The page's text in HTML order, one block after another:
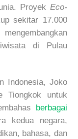
Proyek Eco-
sekitar 17.000
di Pulau
Indonesia, Joko
Tiongkok untuk
berbagai
kedua negara,
bahasa, dan